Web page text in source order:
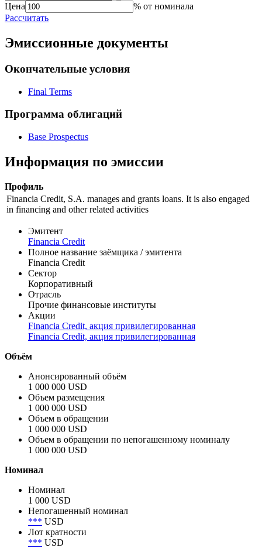
Цена
% от номинала
Рассчитать
Эмиссионные документы
Окончательные условия
Final Terms
Программа облигаций
Base Prospectus
Информация по эмиссии
Профиль
Financia Credit, S.A. manages and grants loans. It is also engaged
in financing and other related activities
Эмитент
Financia Credit
Полное название заёмщика / эмитента
Financia Credit
Сектор
Корпоративный
Отрасль
Прочие финансовые институты
Акции
Financia Credit, акция привилегированная
Financia Credit, акция привилегированная
Объём
Анонсированный объём
1 000 000 USD
Объем размещения
1 000 000 USD
Объем в обращении
1 000 000 USD
Объем в обращении по непогашенному номиналу
1 000 000 USD
Номинал
Номинал
1 000 USD
Непогашенный номинал
*** USD
Лот кратности
*** USD